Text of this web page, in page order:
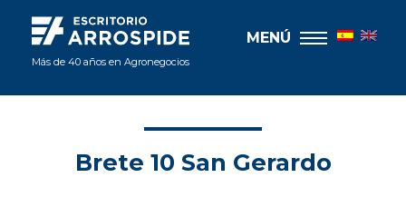
Más de 40 años en Agronegocios
MENÚ
Brete 10 San Gerardo